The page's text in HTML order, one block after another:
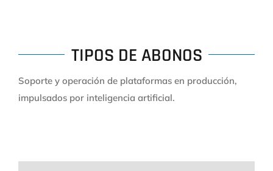
TIPOS DE ABONOS
Soporte y operación de plataformas en producción,
impulsados por inteligencia artificial.